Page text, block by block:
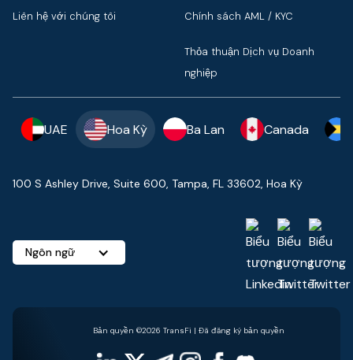
Liên hệ với chúng tôi Chính sách AML / KYC
Thỏa thuận Dịch vụ Doanh
nghiệp
UAE Hoa Kỳ Ba Lan Canada
100 S Ashley Drive, Suite 600, Tampa, FL 33602, Hoa Kỳ
Ngôn ngữ
Bản quyền ©2026 TransFi | Đã đăng ký bản quyền